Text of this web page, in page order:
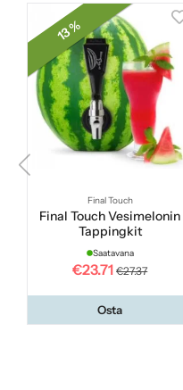
13 %
Final Touch
Final Touch Vesimelonin
Tappingkit
Saatavana
€23.71 €27.37
Osta